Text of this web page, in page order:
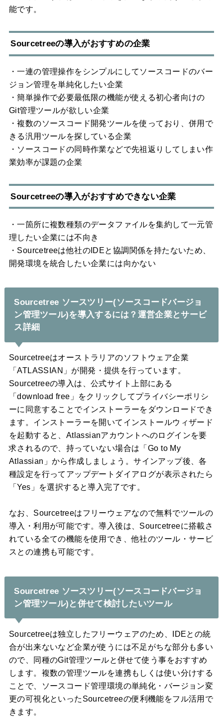
能です。
Sourcetreeの導入がおすすめの企業
・一連の管理操作をシンプルにしてソースコードのバー
ジョン管理を単純化したい企業
・簡単操作で必要最低限の機能が使える初心者向けの
Git管理ツールが欲しい企業
・複数のソースコード開発ツールを使っており、併用で
きる汎用ツールを探している企業
・ソースコードの同時作業などで先祖返りしてしまい作
業効率が課題の企業
Sourcetreeの導入がおすすめできない企業
・一箇所に複数種類のデータファイルを集約して一元管
理したい企業には不向き
・Sourcetreeは他社のIDEと協調関係を持たないため、
開発環境を統合したい企業には向かない
Sourcetree ソースツリー(ソースコードバージョ
ン管理ツール)を導入するには？運営企業とサービ
ス詳細
Sourcetreeはオーストラリアのソフトウェア企業
「ATLASSIAN」が開発・提供を行っています。
Sourcetreeの導入は、公式サイト上部にある
「download free」をクリックしてプライバシーポリシ
ーに同意することでインストーラーをダウンロードでき
ます。インストーラーを開いてインストールウィザード
を起動すると、Atlassianアカウントへのログインを要
求されるので、持っていない場合は「Go to My
Atlassian」から作成しましょう。サインアップ後、各
種設定を行ってアップデートダイアログが表示されたら
「Yes」を選択すると導入完了です。
なお、Sourcetreeはフリーウェアなので無料でツールの
導入・利用が可能です。導入後は、Sourcetreeに搭載さ
れている全ての機能を使用でき、他社のツール・サービ
スとの連携も可能です。
Sourcetree ソースツリー(ソースコードバージョ
ン管理ツール)と併せて検討したいツール
Sourcetreeは独立したフリーウェアのため、IDEとの統
合が出来ないなど企業が使うには不足がちな部分も多い
ので、同種のGit管理ツールと併せて使う事をおすすめ
します。複数の管理ツールを連携もしくは使い分けする
ことで、ソースコード管理環境の単純化・バージョン変
更の可視化といったSourcetreeの便利機能をフル活用で
きます。